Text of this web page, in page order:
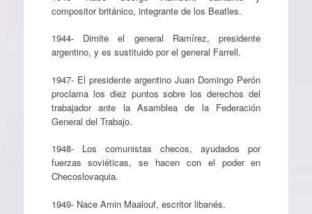
compositor británico, integrante de los Beatles.
1944- Dimite el general Ramírez, presidente
argentino, y es sustituido por el general Farrell.
1947- El presidente argentino Juan Domingo Perón
proclama los diez puntos sobre los derechos del
trabajador ante la Asamblea de la Federación
General del Trabajo.
1948- Los comunistas checos, ayudados por
fuerzas soviéticas, se hacen con el poder en
Checoslovaquia.
1949- Nace Amin Maalouf, escritor libanés.